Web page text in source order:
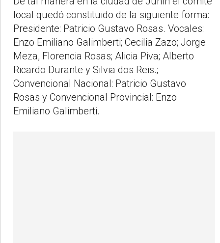
local quedó constituido de la siguiente forma:
Presidente: Patricio Gustavo Rosas. Vocales:
Enzo Emiliano Galimberti; Cecilia Zazo; Jorge
Meza, Florencia Rosas; Alicia Piva; Alberto
Ricardo Durante y Silvia dos Reis.;
Convencional Nacional: Patricio Gustavo
Rosas y Convencional Provincial: Enzo
Emiliano Galimberti.